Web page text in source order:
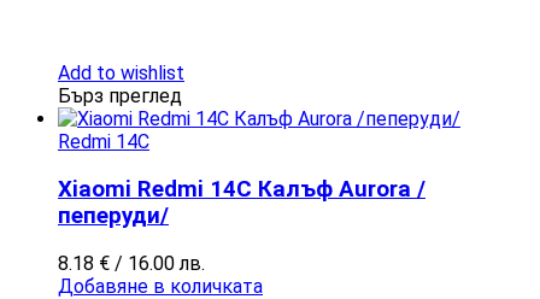
Add to wishlist
Бърз преглед
Redmi 14C
Xiaomi Redmi 14C Калъф Aurora /
пеперуди/
8.18 € / 16.00 лв.
Добавяне в количката